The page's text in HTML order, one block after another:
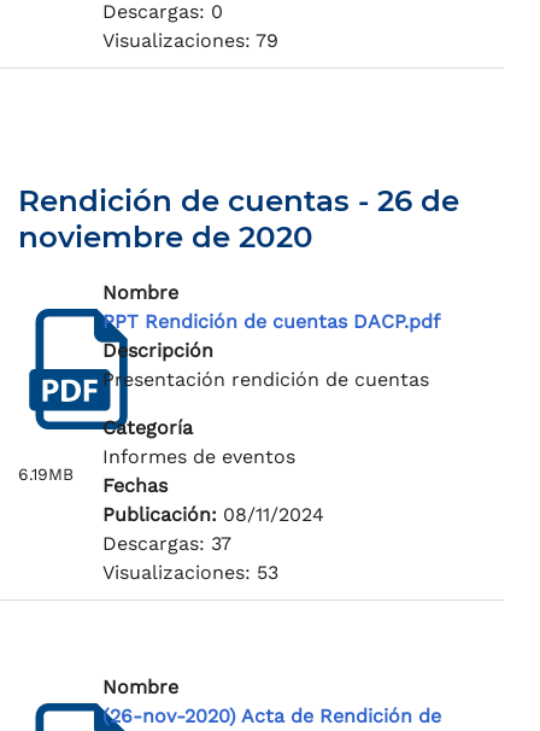
Descargas: 0
Visualizaciones: 79
Rendición de cuentas - 26 de
noviembre de 2020
6.19MB
Nombre
PPT Rendición de cuentas DACP.pdf
Descripción
Presentación rendición de cuentas
Categoría
Informes de eventos
Fechas
Publicación: 08/11/2024
Descargas: 37
Visualizaciones: 53
Nombre
(26-nov-2020) Acta de Rendición de